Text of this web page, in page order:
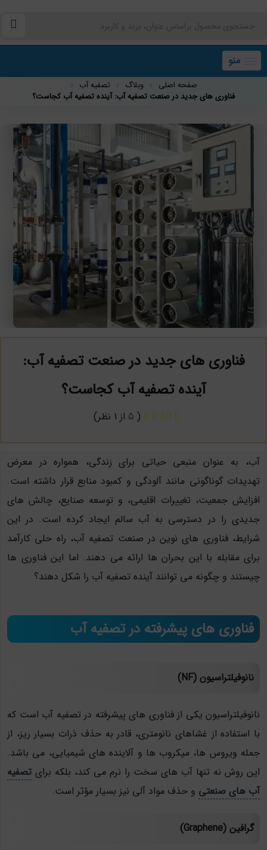
منو
صفحه اصلی وبلاگ
تصفیه آب
فناوری های جدید در صنعت تصفیه آب: آینده تصفیه آب کجاست؟
فناوری های جدید در صنعت تصفیه آب:
آینده تصفیه آب کجاست؟
(
5 از 1 نظر)
آب، به عنوان منبعی حیاتی برای زندگی، همواره در معرض
تهدیدات گوناگونی مانند آلودگی و کمبود منابع قرار داشته است.
افزایش جمعیت، تغییرات اقلیمی، و توسعه صنایع، چالش های
جدیدی را در دسترسی به آب سالم ایجاد کرده است. در این
شرایط، فناوری های نوین در صنعت تصفیه آب، راه حلی کارآمد
برای مقابله با این بحران ها ارائه می دهند. اما این فناوری ها
چیستند و چگونه می توانند آینده تصفیه آب را شکل دهند؟
فناوری های پیشرفته در تصفیه آب
نانوفیلتراسیون (NF)
نانوفیلتراسیون یکی از فناوری های پیشرفته در تصفیه آب است که
با استفاده از غشاهای نانومتری، قادر به حذف ذرات بسیار ریز، از
جمله ویروس ها، میکروب ها و آلاینده های شیمیایی، می باشد.
این روش نه تنها آب های سخت را نرم می کند، بلکه برای تصفیه
آب های صنعتی و حذف مواد آلی نیز بسیار مؤثر است.
گرافین (Graphene)